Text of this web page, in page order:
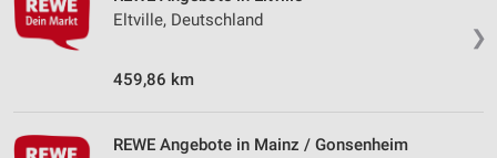
❯
Eltville, Deutschland
459,86 km
REWE Angebote in Mainz / Gonsenheim
Verwendung reduzierter Daten zur Auswahl von
Werbung